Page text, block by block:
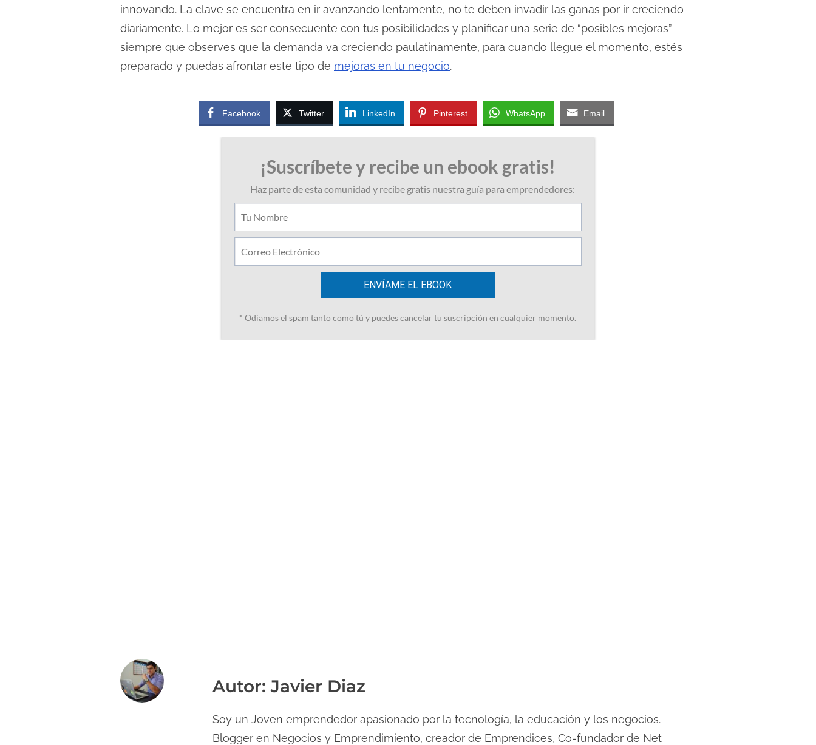
innovando. La clave se encuentra en ir avanzando lentamente, no te deben invadir las ganas por ir creciendo
diariamente. Lo mejor es ser consecuente con tus posibilidades y planificar una serie de “posibles mejoras”
siempre que observes que la demanda va creciendo paulatinamente, para cuando llegue el momento, estés
preparado y puedas afrontar este tipo de mejoras en tu negocio.
Facebook Twitter LinkedIn Pinterest WhatsApp Email
Autor: Javier Diaz
Soy un Joven emprendedor apasionado por la tecnología, la educación y los negocios.
Blogger en Negocios y Emprendimiento, creador de Emprendices, Co-fundador de Net